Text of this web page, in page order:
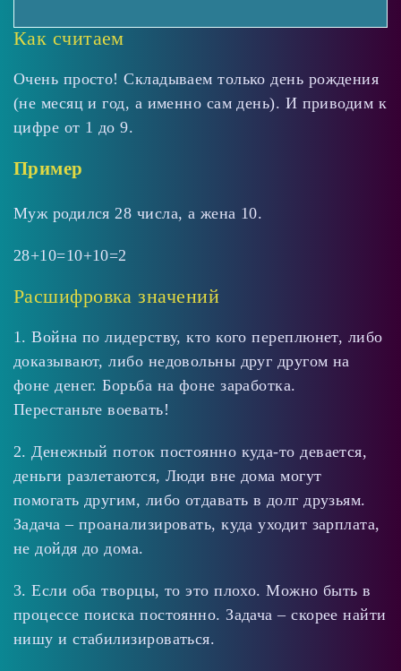
Как считаем
Очень просто! Складываем только день рождения
(не месяц и год, а именно сам день). И приводим к
цифре от 1 до 9.
Пример
Муж родился 28 числа, а жена 10.
28+10=10+10=2
Расшифровка значений
1. Война по лидерству, кто кого переплюнет, либо
доказывают, либо недовольны друг другом на
фоне денег. Борьба на фоне заработка.
Перестаньте воевать!
2. Денежный поток постоянно куда-то девается,
деньги разлетаются, Люди вне дома могут
помогать другим, либо отдавать в долг друзьям.
Задача – проанализировать, куда уходит зарплата,
не дойдя до дома.
3. Если оба творцы, то это плохо. Можно быть в
процессе поиска постоянно. Задача – скорее найти
нишу и стабилизироваться.